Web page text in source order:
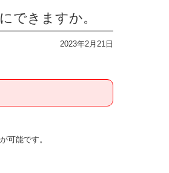
できますか。
2023年2月21日
可能です。